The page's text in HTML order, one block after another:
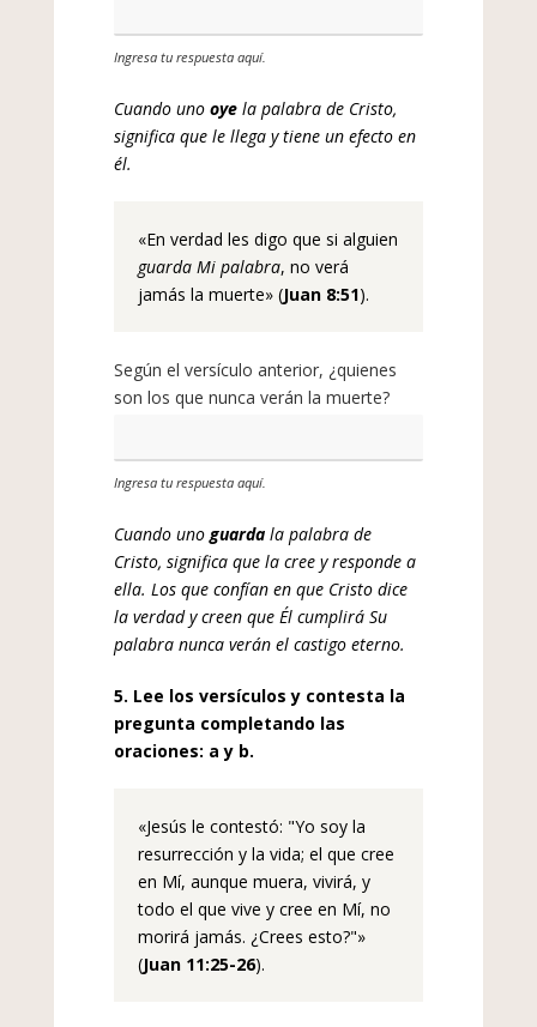
Ingresa tu respuesta aquí.
Cuando uno oye la palabra de Cristo,
significa que le llega y tiene un efecto en
él.
«En verdad les digo que si alguien
guarda Mi palabra, no verá
jamás la muerte» (Juan 8:51).
Según el versículo anterior, ¿quienes
son los que nunca verán la muerte?
Ingresa tu respuesta aquí.
Cuando unoguardala palabra de
Cristo, significa que la cree y responde a
ella. Los que confían en que Cristo dice
la verdad y creen que Él cumplirá Su
palabra nunca verán el castigo eterno.
5. Lee los versículos y contesta la
pregunta completando las
oraciones: a y b.
«Jesús le contestó: "Yo soy la
resurrección y la vida; el que cree
en Mí, aunque muera, vivirá, y
todo el que vive y cree en Mí, no
morirá jamás. ¿Crees esto?"»
(Juan 11:25-26).